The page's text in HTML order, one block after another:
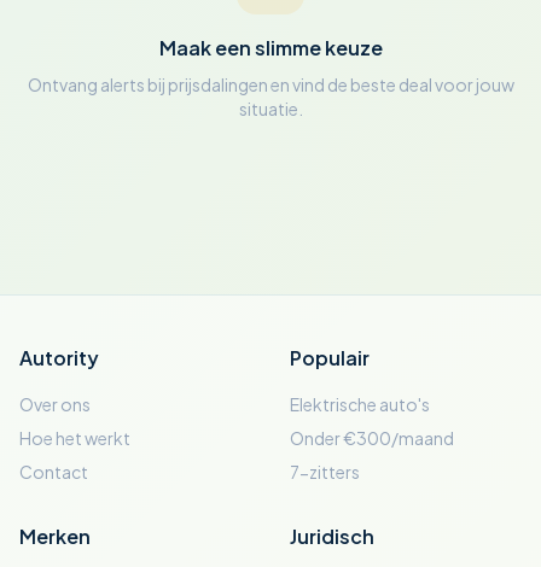
Maak een slimme keuze
Ontvang alerts bij prijsdalingen en vind de beste deal voor jouw
situatie.
Autority
Over ons
Hoe het werkt
Contact
Populair
Elektrische auto's
Onder €300/maand
7-zitters
Merken Juridisch